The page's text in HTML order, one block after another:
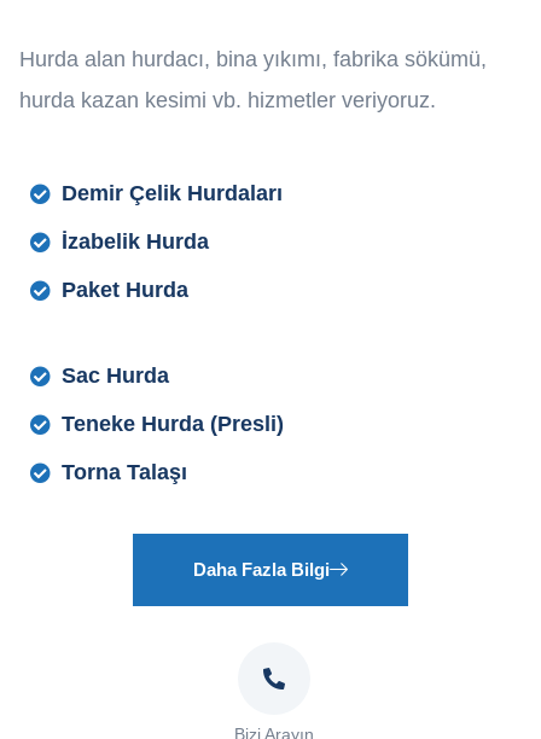
Hurda alan hurdacı, bina yıkımı, fabrika sökümü,
hurda kazan kesimi vb. hizmetler veriyoruz.
Demir Çelik Hurdaları
İzabelik Hurda
Paket Hurda
Sac Hurda
Teneke Hurda (Presli)
Torna Talaşı
Daha Fazla Bilgi
Bizi Arayın